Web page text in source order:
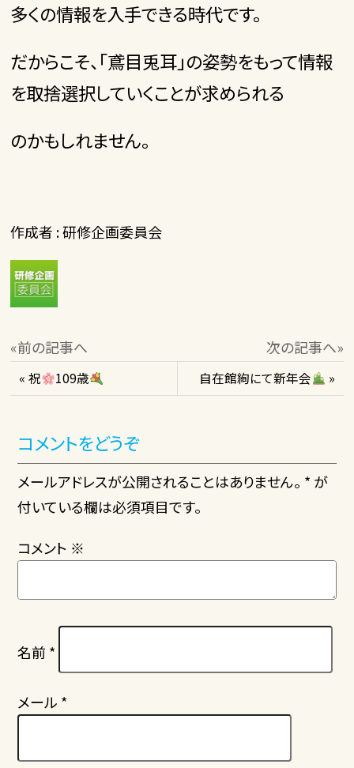
多くの情報を入手できる時代です。
だからこそ、「鳶目兎耳」の姿勢をもって情報
を取捨選択していくことが求められる
のかもしれません。
作成者 : 研修企画委員会
«前の記事へ 次の記事へ»
« 祝 109歳 自在館絢にて新年会 »
コメントをどうぞ
メールアドレスが公開されることはありません。 * が
付いている欄は必須項目です。
コメント ※
名前 *
メール *